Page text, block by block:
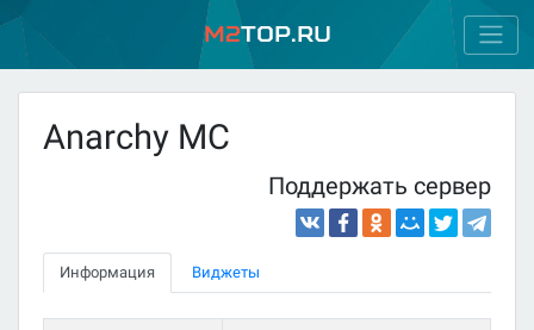
M2Top.ru
Anarchy MC
Поддержать сервер
Информация Виджеты